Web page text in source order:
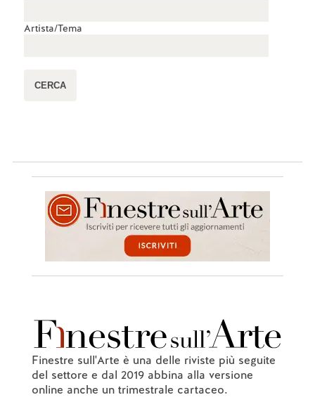
Artista/Tema
Finestre sull'Arte è una delle riviste più seguite
del settore e dal 2019 abbina alla versione
online anche un trimestrale cartaceo.